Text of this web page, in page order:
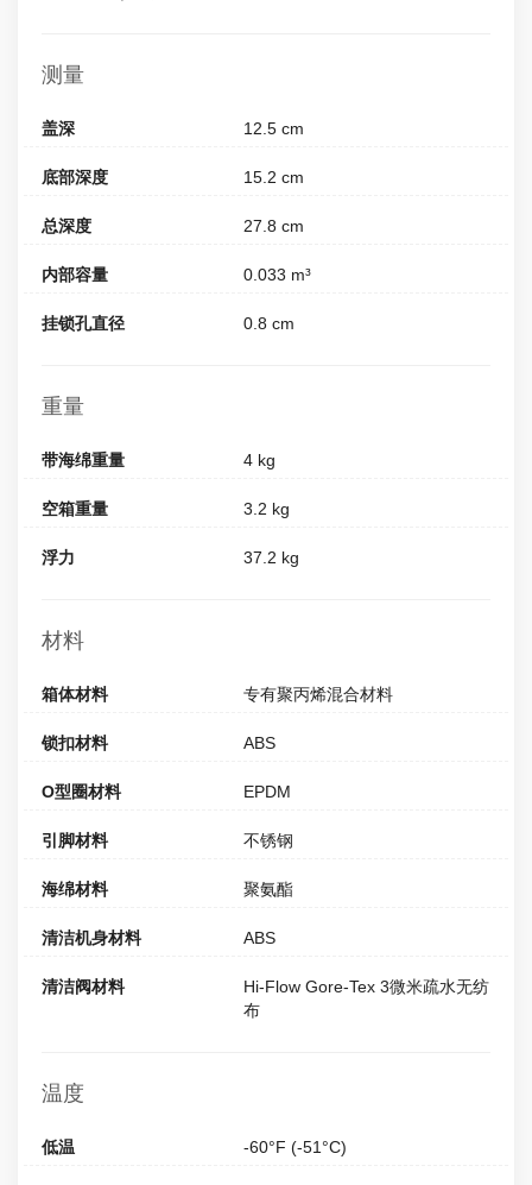
测量
盖深 12.5 cm
底部深度 15.2 cm
总深度 27.8 cm
内部容量 0.033 m³
挂锁孔直径 0.8 cm
重量
带海绵重量 4 kg
空箱重量 3.2 kg
浮力 37.2 kg
材料
箱体材料 专有聚丙烯混合材料
锁扣材料 ABS
O型圈材料 EPDM
引脚材料 不锈钢
海绵材料 聚氨酯
清洁机身材料 ABS
清洁阀材料
Hi-Flow Gore-Tex 3微米疏水无纺
布
温度
低温 -60°F (-51°C)